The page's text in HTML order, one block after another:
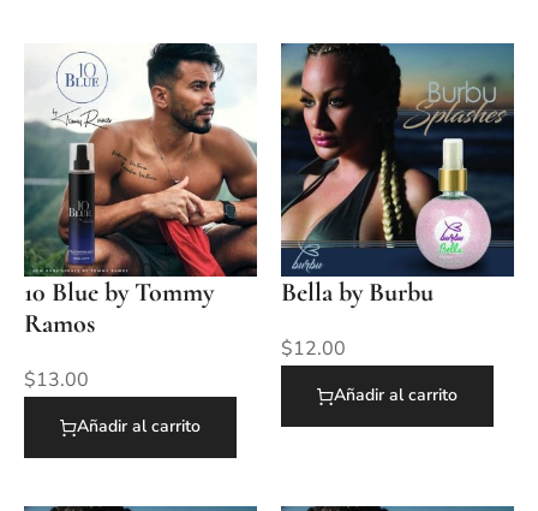
10 Blue by Tommy
Ramos
$13.00
Añadir al carrito
Bella by Burbu
$12.00
Añadir al carrito